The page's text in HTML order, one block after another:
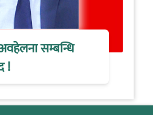
सम्बन्धि
!